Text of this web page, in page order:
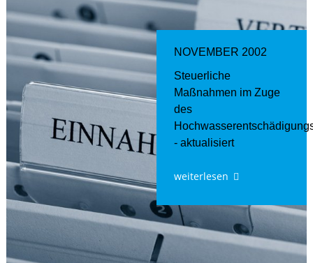
NOVEMBER 2002
Steuerliche
Maßnahmen im Zuge
des
- aktualisiert
weiterlesen